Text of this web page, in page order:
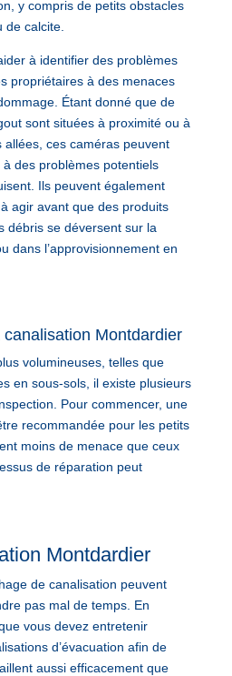
y compris de petits obstacles
de calcite.
à identifier des problèmes
propriétaires à des menaces
Étant donné que de
sont situées à proximité ou à
ces caméras peuvent
des problèmes potentiels
Ils peuvent également
agir avant que des produits
débris se déversent sur la
dans l’approvisionnement en
Montdardier
volumineuses, telles que
en sous-sols, il existe plusieurs
Pour commencer, une
recommandée pour les petits
moins de menace que ceux
de réparation peut
Montdardier
de canalisation peuvent
pas mal de temps. En
vous devez entretenir
d’évacuation afin de
aussi efficacement que